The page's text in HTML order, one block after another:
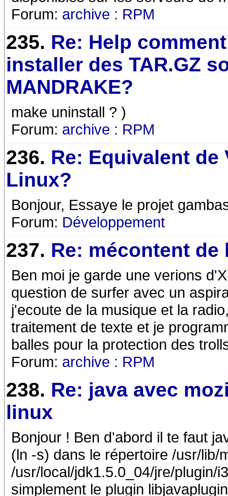
Forum: archive : RPM
235. Re: Help comment
installer des TAR.GZ
MANDRAKE?
make uninstall ? )
Forum: archive : RPM
236. Re: Equivalent de
Linux?
Bonjour, Essaye le projet
Forum: Développement
237. Re: mécontent de
Ben moi je garde une verions
question de surfer avec un
j'ecoute de la musique et la
traitement de texte et je
balles pour la protection des
Forum: archive : RPM
238. Re: java avec
linux
Bonjour ! Ben d'abord il te faut
(ln -s) dans le répertoire /usr/lib/
/usr/local/jdk1.5.0_04/jre/plugin/
simplement le plugin